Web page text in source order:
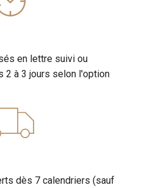
en lettre suivi ou
2 à 3 jours selon l'option
dès 7 calendriers (sauf